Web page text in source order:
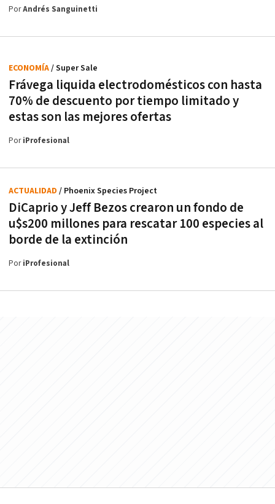
PorAndrés Sanguinetti
Frávega liquida electrodomésticos con hasta
70% de descuento por tiempo limitado y
estas son las mejores ofertas
ECONOMÍA/ Super Sale
PoriProfesional
DiCaprio y Jeff Bezos crearon un fondo de
u$s200 millones para rescatar 100 especies al
borde de la extinción
ACTUALIDAD / Phoenix Species Project
PoriProfesional